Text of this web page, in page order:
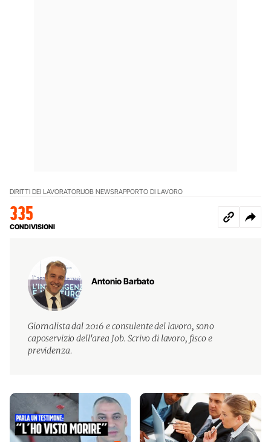
DIRITTI DEI LAVORATORIJOB NEWSRAPPORTO DI LAVORO
335
CONDIVISIONI
Antonio Barbato
Giornalista dal 2016 e consulente del lavoro, sono
caposervizio dell'area Job. Scrivo di lavoro, fisco e
previdenza.